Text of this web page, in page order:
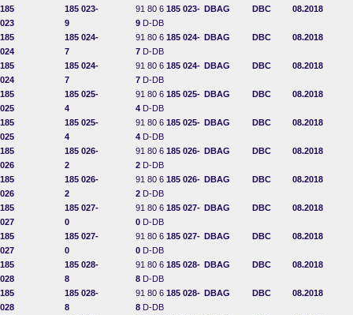
185
023
185 023-
9
91 80 6 185 023-
9 D-DB
DBAG DBC 08.2018
185
024
185 024-
7
91 80 6 185 024-
7 D-DB
DBAG DBC 08.2018
185
024
185 024-
7
91 80 6 185 024-
7 D-DB
DBAG DBC 08.2018
185
025
185 025-
4
91 80 6 185 025-
4 D-DB
DBAG DBC 08.2018
185
025
185 025-
4
91 80 6 185 025-
4 D-DB
DBAG DBC 08.2018
185
026
185 026-
2
91 80 6 185 026-
2 D-DB
DBAG DBC 08.2018
185
026
185 026-
2
91 80 6 185 026-
2 D-DB
DBAG DBC 08.2018
185
027
185 027-
0
91 80 6 185 027-
0 D-DB
DBAG DBC 08.2018
185
027
185 027-
0
91 80 6 185 027-
0 D-DB
DBAG DBC 08.2018
185
028
185 028-
8
91 80 6 185 028-
8 D-DB
DBAG DBC 08.2018
185
028
185 028-
8
91 80 6 185 028-
8 D-DB
DBAG DBC 08.2018